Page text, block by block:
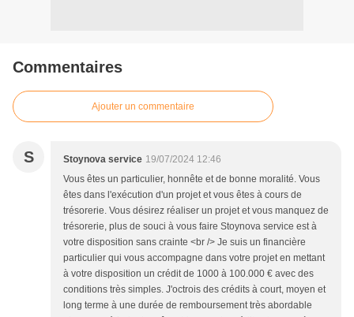
Commentaires
Ajouter un commentaire
S Stoynova service 19/07/2024 12:46
Vous êtes un particulier, honnête et de bonne moralité. Vous
êtes dans l'exécution d'un projet et vous êtes à cours de
trésorerie. Vous désirez réaliser un projet et vous manquez de
trésorerie, plus de souci à vous faire Stoynova service est à
votre disposition sans crainte <br /> Je suis un financière
particulier qui vous accompagne dans votre projet en mettant
à votre disposition un crédit de 1000 à 100.000 € avec des
conditions très simples. J'octrois des crédits à court, moyen et
long terme à une durée de remboursement très abordable